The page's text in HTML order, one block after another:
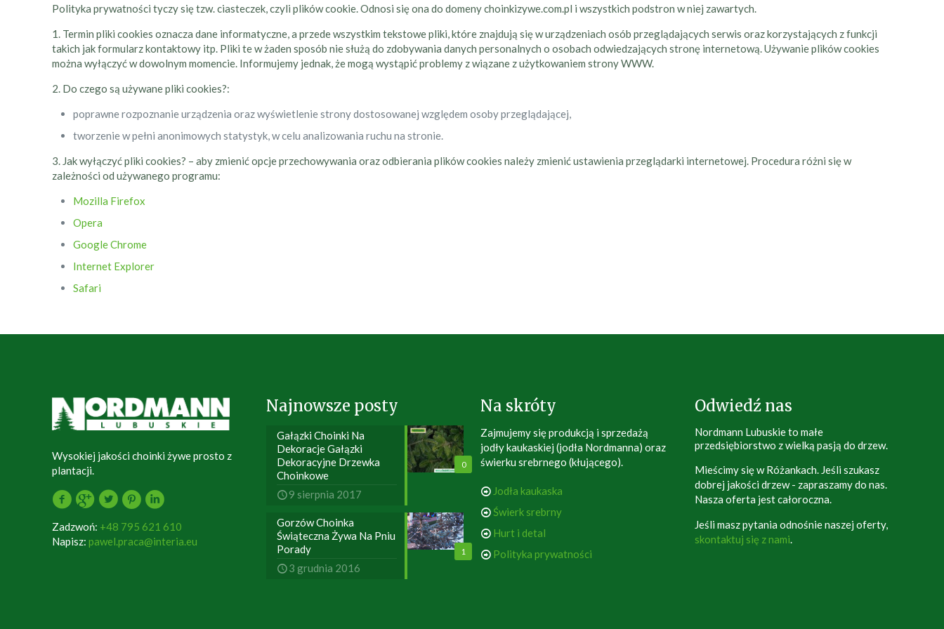
Polityka prywatności tyczy się tzw. ciasteczek, czyli plików cookie. Odnosi się ona do domeny choinkizywe.com.pl i wszystkich podstron w niej zawartych.
1. Termin pliki cookies oznacza dane informatyczne, a przede wszystkim tekstowe pliki, które znajdują się w urządzeniach osób przeglądających serwis oraz korzystających z funkcji
takich jak formularz kontaktowy itp. Pliki te w żaden sposób nie służą do zdobywania danych personalnych o osobach odwiedzających stronę internetową. Używanie plików cookies
można wyłączyć w dowolnym momencie. Informujemy jednak, że mogą wystąpić problemy z wiązane z użytkowaniem strony WWW.
2. Do czego są używane pliki cookies?:
poprawne rozpoznanie urządzenia oraz wyświetlenie strony dostosowanej względem osoby przeglądającej,
tworzenie w pełni anonimowych statystyk, w celu analizowania ruchu na stronie.
3. Jak wyłączyć pliki cookies? – aby zmienić opcje przechowywania oraz odbierania plików cookies należy zmienić ustawienia przeglądarki internetowej. Procedura różni się w
zależności od używanego programu:
Mozilla Firefox
Opera
Google Chrome
Internet Explorer
Safari
Wysokiej jakości choinki żywe prosto z
plantacji.
Zadzwoń: +48 795 621 610
Napisz: pawel.praca@interia.eu
Najnowsze posty
0
Gałązki Choinki Na
Dekoracje Gałązki
Dekoracyjne Drzewka
Choinkowe
9 sierpnia 2017
1
Gorzów Choinka
Świąteczna Żywa Na Pniu
Porady
3 grudnia 2016
Na skróty
Zajmujemy się produkcją i sprzedażą
jodły kaukaskiej (jodła Nordmanna) oraz
świerku srebrnego (kłującego).
Jodła kaukaska
Świerk srebrny
Hurt i detal
Polityka prywatności
Odwiedź nas
Nordmann Lubuskie to małe
przedsiębiorstwo z wielką pasją do drzew.
Mieścimy się w Różankach. Jeśli szukasz
dobrej jakości drzew - zapraszamy do nas.
Nasza oferta jest całoroczna.
Jeśli masz pytania odnośnie naszej oferty,
skontaktuj się z nami.